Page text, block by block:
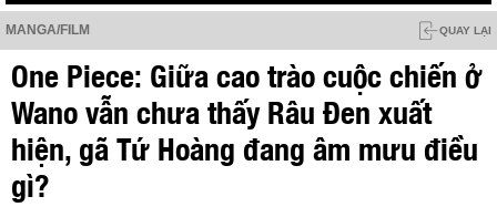
MANGA/FILM QUAY LẠI
One Piece: Giữa cao trào cuộc chiến ở
Wano vẫn chưa thấy Râu Đen xuất
hiện, gã Tứ Hoàng đang âm mưu điều
gì?